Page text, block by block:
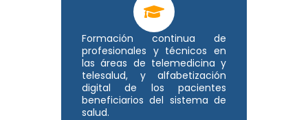
Formación continua de
profesionales y técnicos en
las áreas de telemedicina y
telesalud, y alfabetización
digital de los pacientes
beneficiarios del sistema de
salud.